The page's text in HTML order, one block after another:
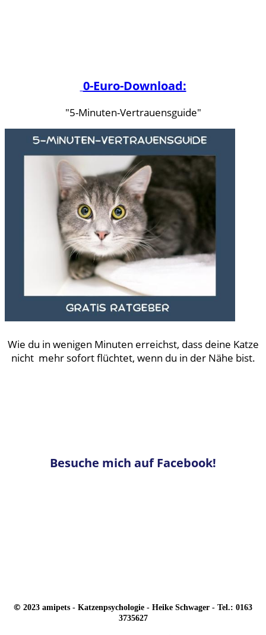
0-Euro-Download:
"5-Minuten-Vertrauensguide"
Wie du in wenigen Minuten erreichst, dass deine Katze
nicht mehr sofort flüchtet, wenn du in der Nähe bist.
Besuche mich auf Facebook!
© 2023 amipets - Katzenpsychologie - Heike Schwager - Tel.: 0163
3735627